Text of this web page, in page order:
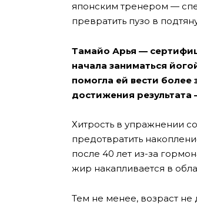
японским тренером —
превратить пузо в
Тамайо Арья —
начала заниматься
помогла ей вести более
достижения
Хитрость в упражнении
предотвратить
после 40 лет из-за
жир накапливается в
Тем не менее, возраст не